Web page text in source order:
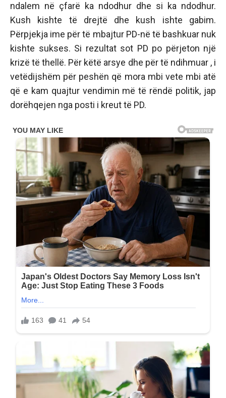
ndalem në çfarë ka ndodhur dhe si ka ndodhur.
Kush kishte të drejtë dhe kush ishte gabim.
Përpjekja ime për të mbajtur PD-në të bashkuar nuk
kishte sukses. Si rezultat sot PD po përjeton një
krizë të thellë. Për këtë arsye dhe për të ndihmuar , i
vetëdijshëm për peshën që mora mbi vete mbi atë
që e kam quajtur vendimin më të rëndë politik, jap
dorëhqejen nga posti i kreut të PD.